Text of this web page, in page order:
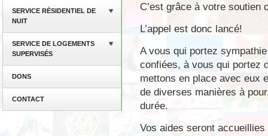
SERVICE RÉSIDENTIEL DE
NUIT
SERVICE DE LOGEMENTS
SUPERVISÉS
DONS
CONTACT
C’est grâce à votre soutien
L’appel est donc lancé!
A vous qui portez
confiées, à vous qui portez
mettons en place avec eux
de diverses manières à
durée.
Vos aides seront